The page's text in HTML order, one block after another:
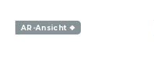
AR-Ansicht ❖